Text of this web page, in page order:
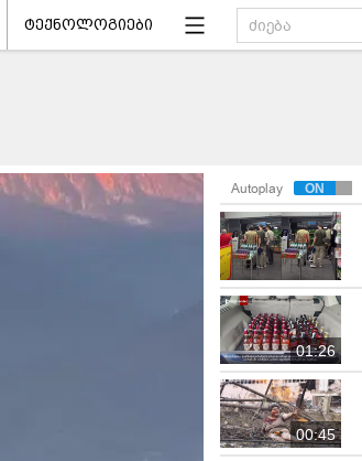
ტექნოლოგიები
Autoplay
01:26
00:45